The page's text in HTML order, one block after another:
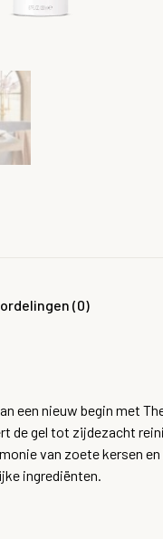
(0)
een nieuw begin met
de gel tot zijdezacht
van zoete kersen
ingrediënten.